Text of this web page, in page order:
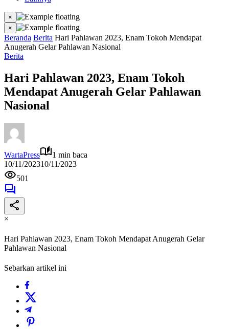
×
×
Beranda Berita Hari Pahlawan 2023, Enam Tokoh Mendapat
Anugerah Gelar Pahlawan Nasional
Berita
Hari Pahlawan 2023, Enam Tokoh
Mendapat Anugerah Gelar Pahlawan
Nasional
WartaPress
1 min baca
10/11/202310/11/2023
501
×
Hari Pahlawan 2023, Enam Tokoh Mendapat Anugerah Gelar
Pahlawan Nasional
Sebarkan artikel ini